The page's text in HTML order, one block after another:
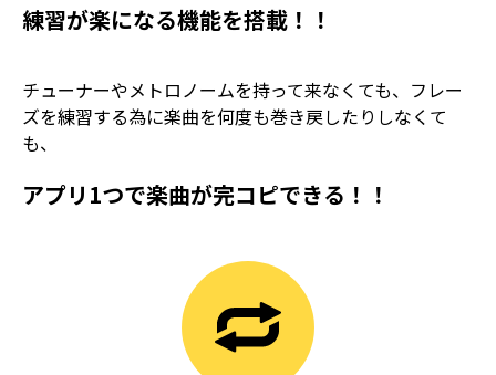
練習が楽になる機能を搭載！！
チューナーやメトロノームを持って来なくても、フレー
ズを練習する為に楽曲を何度も巻き戻したりしなくて
も、
アプリ1つで楽曲が完コピできる！！